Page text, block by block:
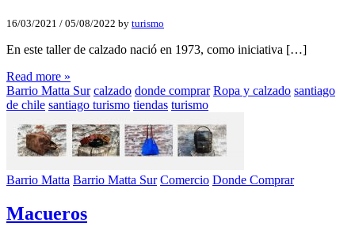
16/03/2021 / 05/08/2022 by turismo
En este taller de calzado nació en 1973, como iniciativa […]
Read more »
Barrio Matta Sur calzado donde comprar Ropa y calzado santiago
de chile santiago turismo tiendas turismo
Barrio Matta Barrio Matta Sur Comercio Donde Comprar
Macueros